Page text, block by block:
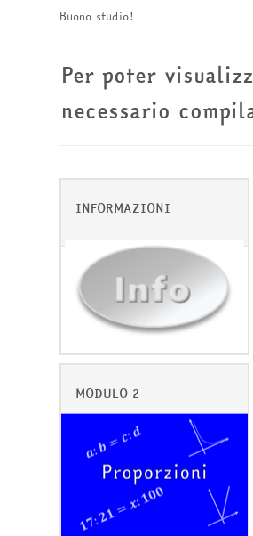
Buono studio!
Per poter
necessario
INFORMAZIONI
MODULO 2